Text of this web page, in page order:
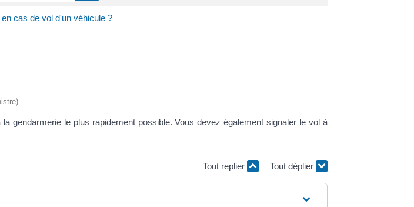
cas de vol d'un véhicule ?
gendarmerie le plus rapidement possible. Vous devez également signaler le vol à
Tout replier Tout déplier